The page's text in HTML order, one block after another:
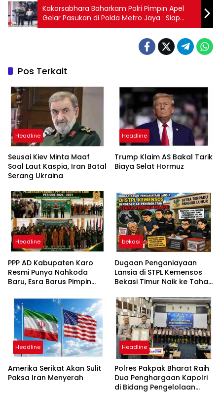
Kakorsabhara Baharkam Polri Pimpin Apel
Gelar Pasukan di Polda Metro Jaya : Siap
Amankan Pemilu 2024
Pos Terkait
Headline
Seusai Kiev Minta Maaf
Soal Laut Kaspia, Iran Batal
Serang Ukraina
Headline
Trump Klaim AS Bakal Tarik
Biaya Selat Hormuz
Headline
PPP AD Kabupaten Karo
Resmi Punya Nahkoda
Baru, Esra Barus Pimpin
bekasi
Dugaan Penganiayaan
Lansia di STPL Kemensos
Bekasi Timur Naik ke Tahap
Minta Proses Transparan
dan Bebas Intervensi
Headline
Amerika Serikat Akan Sulit
Paksa Iran Menyerah
Headline
Polres Pakpak Bharat Raih
Dua Penghargaan Kapolri
di Bidang Pengelolaan